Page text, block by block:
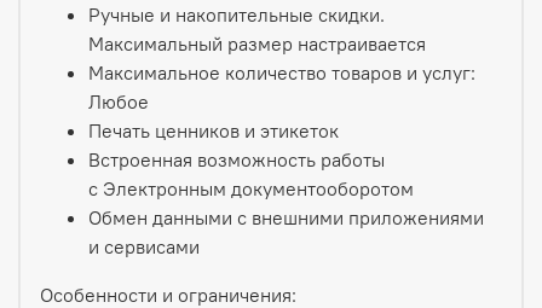
Ручные и накопительные скидки.
Максимальный размер настраивается
Максимальное количество товаров и услуг:
Любое
Печать ценников и этикеток
Встроенная возможность работы
с Электронным документооборотом
Обмен данными с внешними приложениями
и сервисами
Особенности и ограничения: